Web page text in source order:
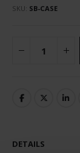
SKU SB-CASE
DETAILS